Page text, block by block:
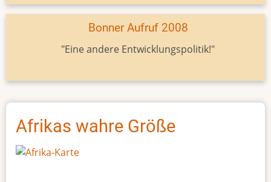
Bonner Aufruf 2008
"Eine andere Entwicklungspolitik!"
Afrikas wahre Größe